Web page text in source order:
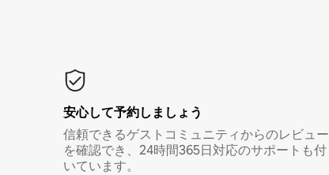
安心して予約しましょう
信頼できるゲストコミュニティからのレビュー
を確認でき、24時間365日対応のサポートも付
いています。